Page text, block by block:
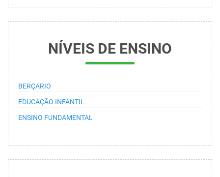
NÍVEIS DE ENSINO
BERÇARIO
EDUCAÇÃO INFANTIL
ENSINO FUNDAMENTAL